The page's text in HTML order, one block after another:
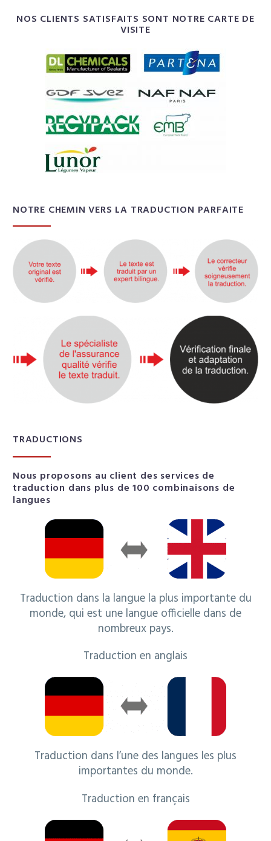
NOS CLIENTS SATISFAITS SONT NOTRE CARTE DE
VISITE
NOTRE CHEMIN VERS LA TRADUCTION PARFAITE
TRADUCTIONS
Nous proposons au client des services de
traduction dans plus de 100 combinaisons de
langues
Traduction dans la langue la plus importante du
monde, qui est une langue officielle dans de
nombreux pays.
Traduction en anglais
Traduction dans l’une des langues les plus
importantes du monde.
Traduction en français